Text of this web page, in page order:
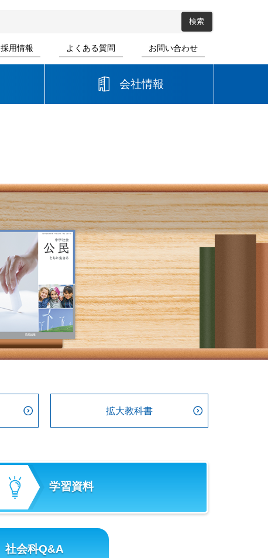
採用情報 よくある質問 お問い合わせ
会社情報
拡大教科書
学習資料
社会科Q&A